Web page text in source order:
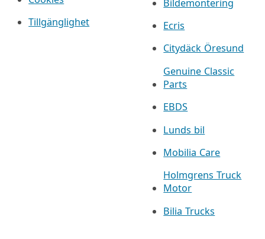
Tillgänglighet
Bildemontering
Ecris
Citydäck Öresund
Genuine Classic
Parts
EBDS
Lunds bil
Mobilia Care
Holmgrens Truck
Motor
Bilia Trucks